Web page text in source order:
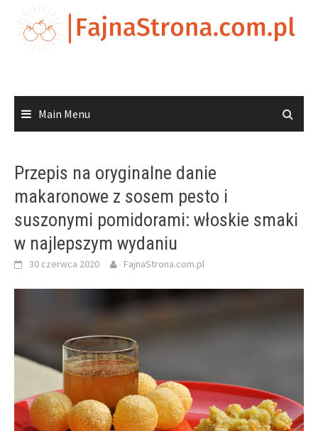
content
Main Menu
Przepis na oryginalne danie
makaronowe z sosem pesto i
suszonymi pomidorami: włoskie smaki
w najlepszym wydaniu
30 czerwca 2020 FajnaStrona.com.pl